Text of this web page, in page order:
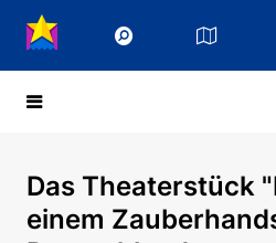
Das Theaterstück
einem